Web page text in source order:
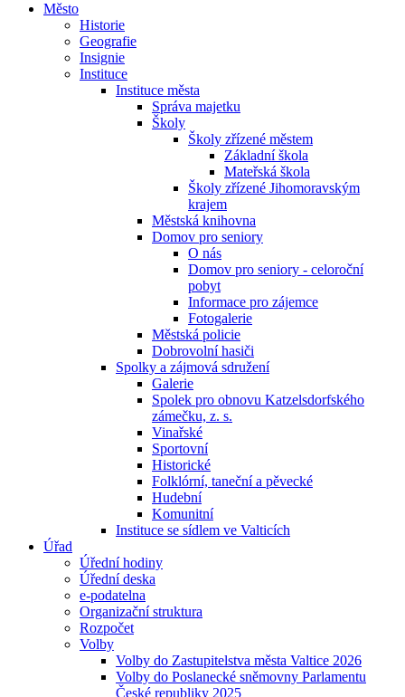
Město
Historie
Geografie
Insignie
Instituce
Instituce města
Správa majetku
Školy
Školy zřízené městem
Základní škola
Mateřská škola
Školy zřízené Jihomoravským
krajem
Městská knihovna
Domov pro seniory
O nás
Domov pro seniory - celoroční
pobyt
Informace pro zájemce
Fotogalerie
Městská policie
Dobrovolní hasiči
Spolky a zájmová sdružení
Galerie
Spolek pro obnovu Katzelsdorfského
zámečku, z. s.
Vinařské
Sportovní
Historické
Folklórní, taneční a pěvecké
Hudební
Komunitní
Instituce se sídlem ve Valticích
Úřad
Úřední hodiny
Úřední deska
e-podatelna
Organizační struktura
Rozpočet
Volby
Volby do Zastupitelstva města Valtice 2026
Volby do Poslanecké sněmovny Parlamentu
České republiky 2025